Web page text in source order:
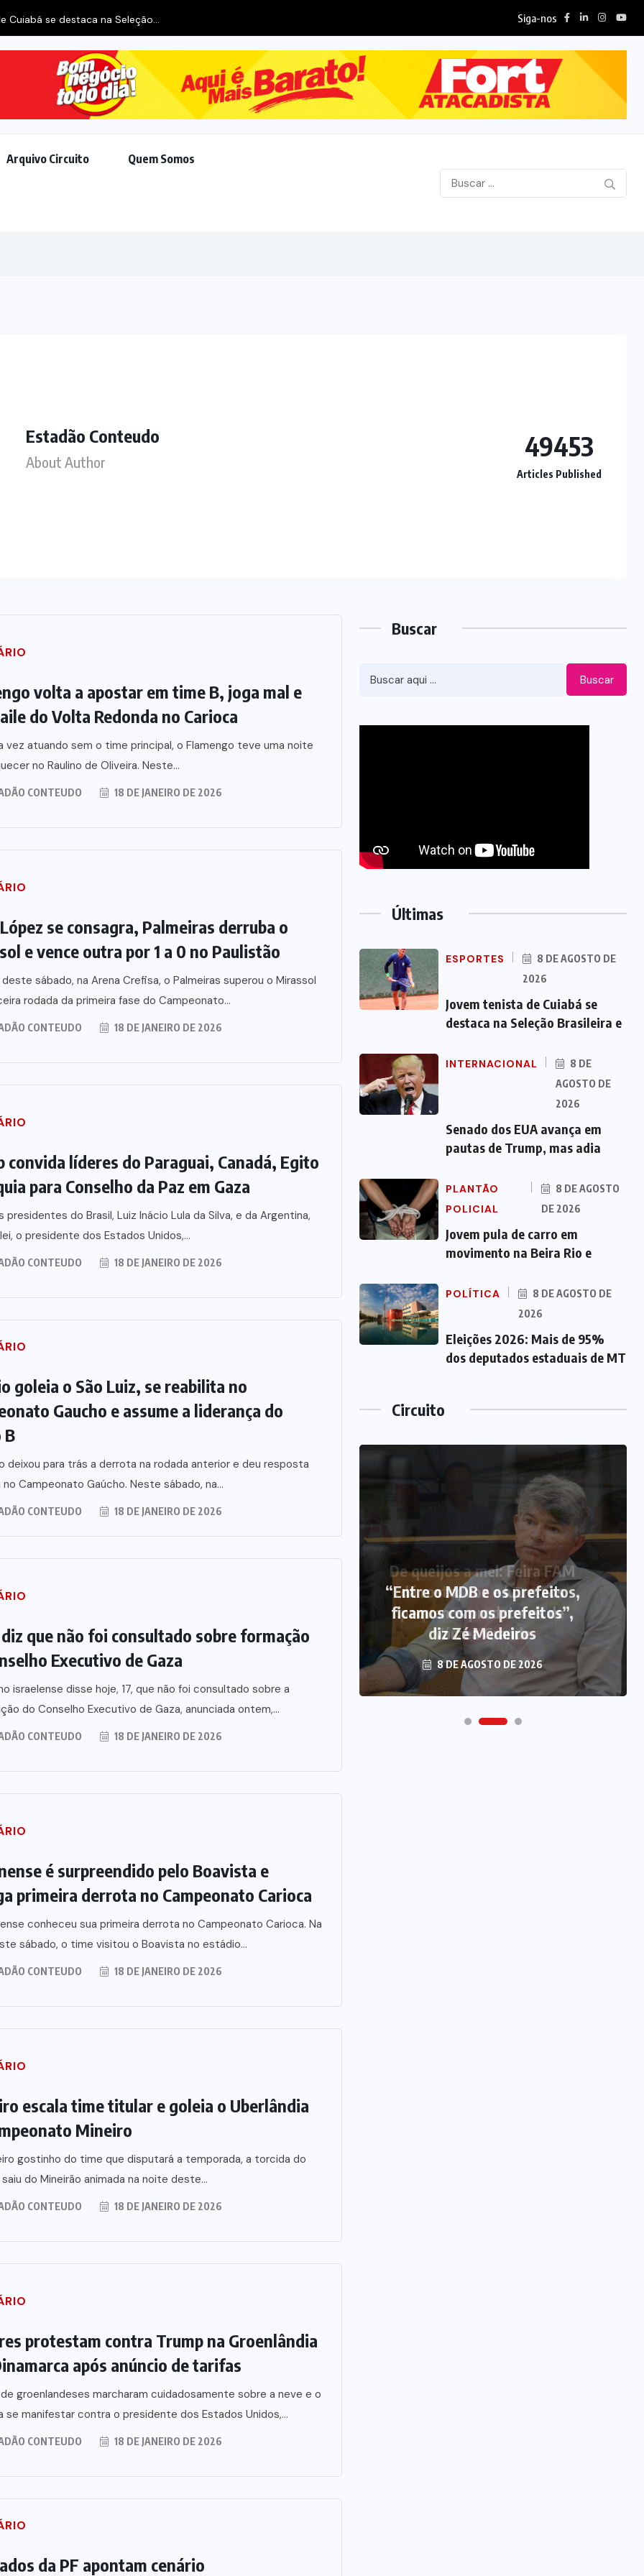
Cuiabá se destaca na Seleção... Siga-nos
Arquivo Circuito Quem Somos
Estadão Conteudo
About Author 49453
Articles Published
volta a apostar em time B, joga mal e
do Volta Redonda no Carioca
vez atuando sem o time principal, o Flamengo teve uma noite
no Raulino de Oliveira. Neste...
CONTEUDO 18 DE JANEIRO DE 2026
se consagra, Palmeiras derruba o
e vence outra por 1 a 0 no Paulistão
sábado, na Arena Crefisa, o Palmeiras superou o Mirassol
rodada da primeira fase do Campeonato...
CONTEUDO 18 DE JANEIRO DE 2026
convida líderes do Paraguai, Canadá, Egito
para Conselho da Paz em Gaza
presidentes do Brasil, Luiz Inácio Lula da Silva, e da Argentina,
o presidente dos Estados Unidos,...
CONTEUDO 18 DE JANEIRO DE 2026
goleia o São Luiz, se reabilita no
Gaucho e assume a liderança do
B
deixou para trás a derrota na rodada anterior e deu resposta
Campeonato Gaúcho. Neste sábado, na...
CONTEUDO 18 DE JANEIRO DE 2026
que não foi consultado sobre formação
Executivo de Gaza
israelense disse hoje, 17, que não foi consultado sobre a
do Conselho Executivo de Gaza, anunciada ontem,...
CONTEUDO 18 DE JANEIRO DE 2026
é surpreendido pelo Boavista e
primeira derrota no Campeonato Carioca
conheceu sua primeira derrota no Campeonato Carioca. Na
sábado, o time visitou o Boavista no estádio...
CONTEUDO 18 DE JANEIRO DE 2026
escala time titular e goleia o Uberlândia
Mineiro
gostinho do time que disputará a temporada, a torcida do
do Mineirão animada na noite deste...
CONTEUDO 18 DE JANEIRO DE 2026
protestam contra Trump na Groenlândia
após anúncio de tarifas
groenlandeses marcharam cuidadosamente sobre a neve e o
se manifestar contra o presidente dos Estados Unidos,...
CONTEUDO 18 DE JANEIRO DE 2026
da PF apontam cenário
Buscar
Buscar
Últimas
ESPORTES
8 DE AGOSTO DE
2026
Jovem tenista de Cuiabá se
destaca na Seleção Brasileira e
INTERNACIONAL
8 DE
AGOSTO DE
2026
Senado dos EUA avança em
pautas de Trump, mas adia
PLANTÃO
POLICIAL
8 DE AGOSTO
DE 2026
Jovem pula de carro em
movimento na Beira Rio e
POLÍTICA
8 DE AGOSTO DE
2026
Eleições 2026: Mais de 95%
dos deputados estaduais de MT
Circuito
Várzea Grande
8 DE AGOSTO DE 2026
“Entre o MDB e os prefeitos,
ficamos com os prefeitos”,
diz Zé Medeiros
8 DE AGOSTO DE 2026